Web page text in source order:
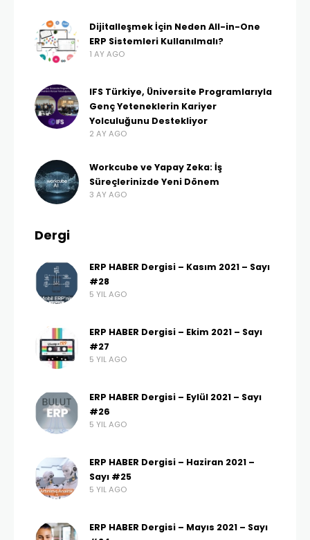
Dijitalleşmek İçin Neden All-in-One
ERP Sistemleri Kullanılmalı?
1 AY AGO
IFS Türkiye, Üniversite Programlarıyla
Genç Yeteneklerin Kariyer
Yolculuğunu Destekliyor
2 AY AGO
Workcube ve Yapay Zeka: İş
Süreçlerinizde Yeni Dönem
3 AY AGO
Dergi
ERP HABER Dergisi – Kasım 2021 – Sayı
#28
5 YIL AGO
ERP HABER Dergisi – Ekim 2021 – Sayı
#27
5 YIL AGO
ERP HABER Dergisi – Eylül 2021 – Sayı
#26
5 YIL AGO
ERP HABER Dergisi – Haziran 2021 –
Sayı #25
5 YIL AGO
ERP HABER Dergisi – Mayıs 2021 – Sayı